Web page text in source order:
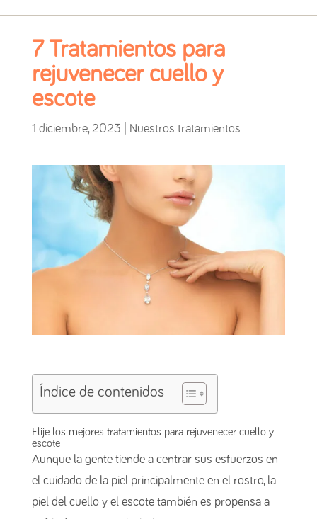
7 Tratamientos para
rejuvenecer cuello y
escote
1 diciembre, 2023 Nuestros tratamientos
Índice de contenidos
Elije los mejores tratamientos para rejuvenecer cuello y
escote
Aunque la gente tiende a centrar sus esfuerzos en
el cuidado de la piel principalmente en el rostro, la
piel del cuello y el escote también es propensa a